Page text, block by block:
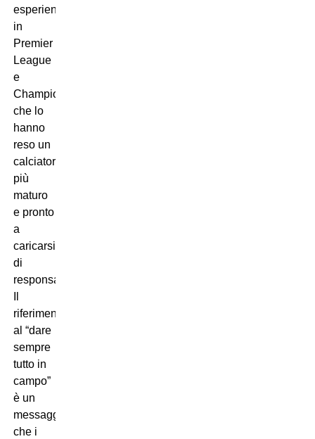
esperienze
in
Premier
League
e
Champions,
che lo
hanno
reso un
calciatore
più
maturo
e pronto
a
caricarsi
di
responsabilità.
riferimento
al “dare
sempre
tutto in
campo”
è un
messaggio
che i